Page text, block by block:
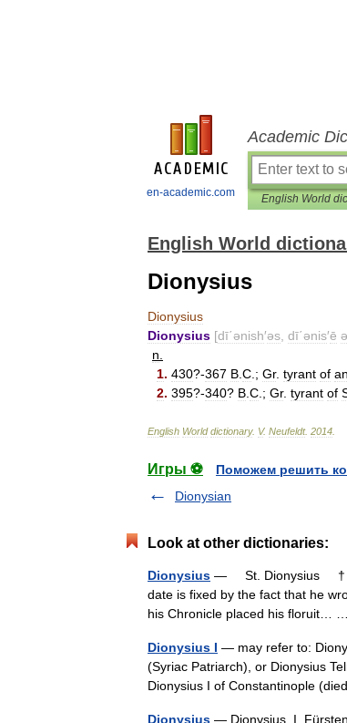
en-academic.com
Academic
English World
English World
Dionysius
Dionysius
Dionysius [dī΄ənish′əs dī΄ənis′ē
n
1. 430?-367 B C .; Gr. tyrant of
2. 395?-340? B C .; Gr. tyrant of
English World dictionary. V. Neufeldt. 2014
Игры ⚽
Поможем решить
Dionysian
Look at other dictionaries:
Dionysius — St. Dionysius †
date is fixed by the fact that he
his Chronicle placed his floruit…
Dionysius I — may refer to:
(Syriac Patriarch), or Dionysius
Dionysius I of Constantinople
Dionysius — Dionysius. I.